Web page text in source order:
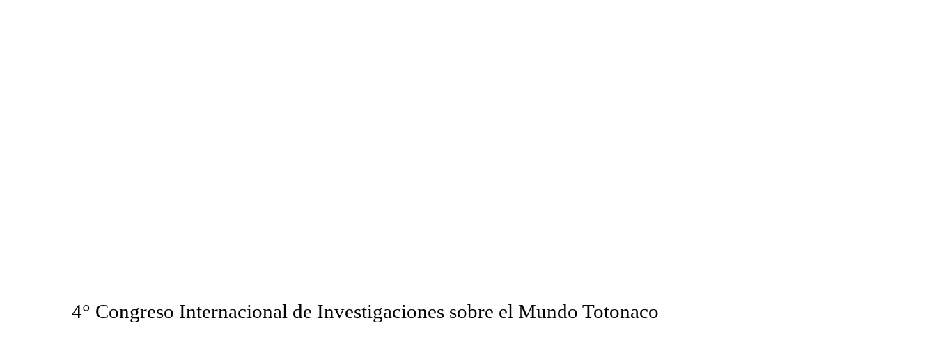
4° Congreso Internacional de Investigaciones sobre el Mundo Totonaco